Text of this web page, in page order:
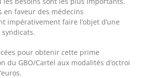
en faveur des médecins
impérativement faire l’objet d’une
pour obtenir cette prime
du GBO/Cartel aux modalités d’octroi